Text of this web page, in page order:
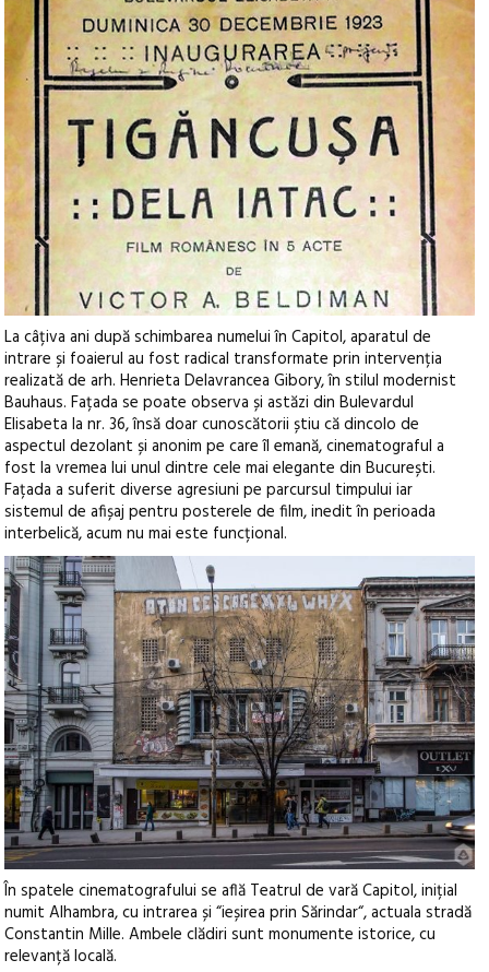
La câțiva ani după schimbarea numelui în Capitol, aparatul de
intrare și foaierul au fost radical transformate prin intervenția
realizată de arh. Henrieta Delavrancea Gibory, în stilul modernist
Bauhaus. Fațada se poate observa și astăzi din Bulevardul
Elisabeta la nr. 36, însă doar cunoscătorii știu că dincolo de
aspectul dezolant și anonim pe care îl emană, cinematograful a
fost la vremea lui unul dintre cele mai elegante din București.
Fațada a suferit diverse agresiuni pe parcursul timpului iar
sistemul de afișaj pentru posterele de film, inedit în perioada
interbelică, acum nu mai este funcțional.
În spatele cinematografului se află Teatrul de vară Capitol, inițial
numit Alhambra, cu intrarea și “ieșirea prin Sărindar“, actuala stradă
Constantin Mille. Ambele clădiri sunt monumente istorice, cu
relevanță locală.